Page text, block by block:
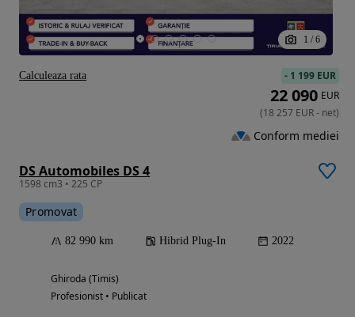
1 / 6
DS Automobiles DS 4
1598 cm3 • 225 CP
Promovat
82 990 km Hibrid Plug-In 2022
Ghiroda (Timis)
Profesionist • Publicat
- 1 199 EUR
22 090 EUR
(18 257 EUR- net)
Conform mediei
Calculeaza rata